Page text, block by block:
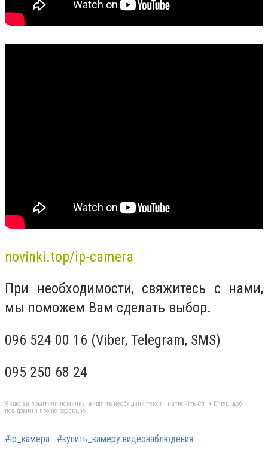
novinki.top/ip-camera
При необходимости, свяжитесь с нами,
мы поможем Вам сделать выбор.
096 524 00 16 (Viber, Telegram, SMS)
095 250 68 24
Якщо ви помітили помилку, виділіть необхідний текст і натисніть Ctrl + Enter, щоб
повідомити про це редакцію
#ip_камера #купить_камеру видеонаблюдения